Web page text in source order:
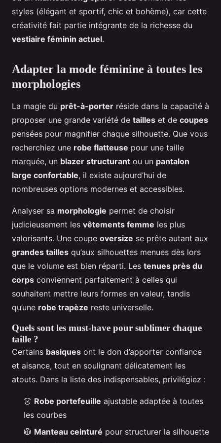
styles (élégant et sportif, chic et bohème), car cette
créativité fait partie intégrante de la richesse du
vestiaire féminin actuel.
Adapter la mode féminine à toutes les
morphologies
La magie du prêt-à-porter réside dans la capacité à
proposer une grande variété de tailles et de coupes
pensées pour magnifier chaque silhouette. Que vous
recherchiez une robe flatteuse pour une taille
marquée, un blazer structurant ou un pantalon
large confortable, il existe aujourd’hui de
nombreuses options modernes et accessibles.
Analyser sa morphologie permet de choisir
judicieusement les vêtements femme les plus
valorisants. Une coupe oversize se prête autant aux
grandes tailles qu’aux silhouettes menues dès lors
que le volume est bien réparti. Les tenues près du
corps conviennent parfaitement à celles qui
souhaitent mettre leurs formes en valeur, tandis
qu’une robe trapèze reste universelle.
Quels sont les must-have pour sublimer chaque
taille ?
Certains basiques ont le don d’apporter confiance
et aisance, tout en soulignant délicatement les
atouts. Dans la liste des indispensables, privilégiez :
👗 Robe portefeuille ajustable adaptée à toutes
les courbes
🧥 Manteau ceinturé pour structurer la silhouette